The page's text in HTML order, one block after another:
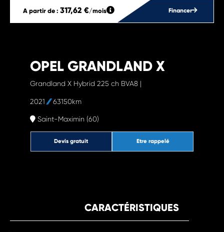
Financer
A partir de : 317,62 €/mois
OPEL GRANDLAND X
Grandland X Hybrid 225 ch BVA8 |
2021 63150km
Saint-Maximin (60)
Etre rappelé
Devis gratuit
CARACTÉRISTIQUES